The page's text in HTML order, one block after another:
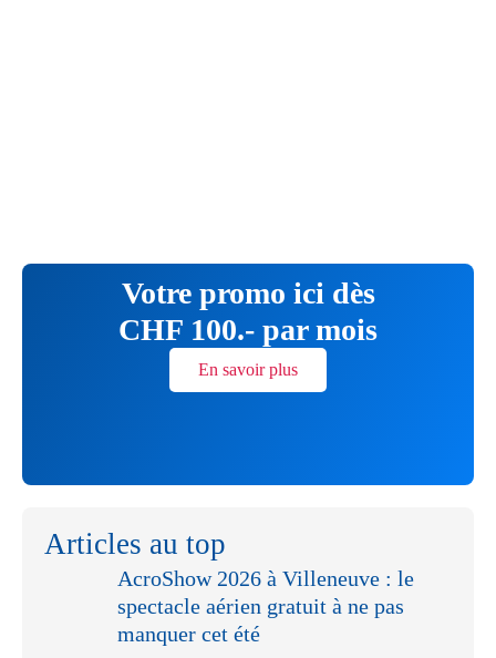
Votre promo ici dès
CHF 100.- par mois
En savoir plus
Articles au top
AcroShow 2026 à Villeneuve : le
spectacle aérien gratuit à ne pas
manquer cet été